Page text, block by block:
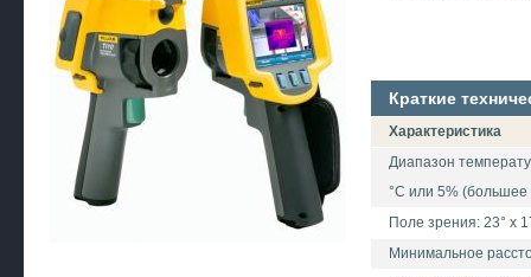
Краткие
Характеристика
Диапазон
°C или 5% (большее
Поле зрения: 23° x
Минимальное